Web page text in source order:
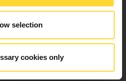
selection
cookies only